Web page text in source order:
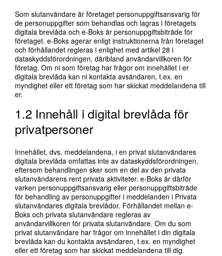
Som slutanvändare är företaget personuppgiftsansvarig för
de personuppgifter som behandlas och lagras i företagets
digitala brevlåda och e-Boks är personuppgiftsbiträde för
företaget. e-Boks agerar enligt instruktionerna från företaget
och förhållandet regleras i enlighet med artikel 28 i
dataskyddsförordningen, däribland användarvillkoren för
företag. Om ni som företag har frågor om innehållet i er
digitala brevlåda kan ni kontakta avsändaren, t.ex. en
myndighet eller ett företag som har skickat meddelandena till
er.
1.2 Innehåll i digital brevlåda för
privatpersoner
Innehållet, dvs. meddelandena, i en privat slutanvändares
digitala brevlåda omfattas inte av dataskyddsförordningen,
eftersom behandlingen sker som en del av den privata
slutanvändarens rent privata aktiviteter. e-Boks är därför
varken personuppgiftsansvarig eller personuppgiftsbiträde
för behandling av personuppgifter i meddelanden i Privata
slutanvändares digitala brevlådor. Förhållandet mellan e-
Boks och privata slutanvändare regleras av
användarvillkoren för privata slutanvändare. Om du som
privat slutanvändare har frågor om innehållet i din digitala
brevlåda kan du kontakta avsändaren, t.ex. en myndighet
eller ett företag som har skickat meddelandena till dig.